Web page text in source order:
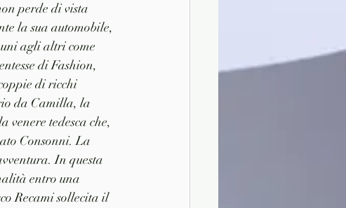
perde di vista
la sua automobile,
agli altri come
di Fashion,
di ricchi
da Camilla, la
venere tedesca che,
Consonni. La
In questa
entro una
Recami sollecita il